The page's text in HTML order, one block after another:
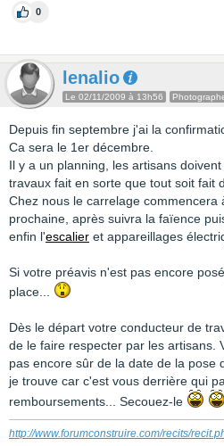
0
lenalio
Le 02/11/2009 à 13h56
Depuis fin septembre j'ai la
Ca sera le 1er décembre.
Il y a un planning, les artisans
travaux fait en sorte que tout soit fait
Chez nous le carrelage commencera
prochaine, après suivra la faïence
enfin l'escalier et appareillages
Si votre préavis n'est pas encore
place...
Dès le départ votre conducteur de
de le faire respecter par les artisans.
pas encore sûr de la date de la pose
je trouve car c'est vous derrière qui
remboursements... Secouez-le
http://www.forumconstruire.com/recits/